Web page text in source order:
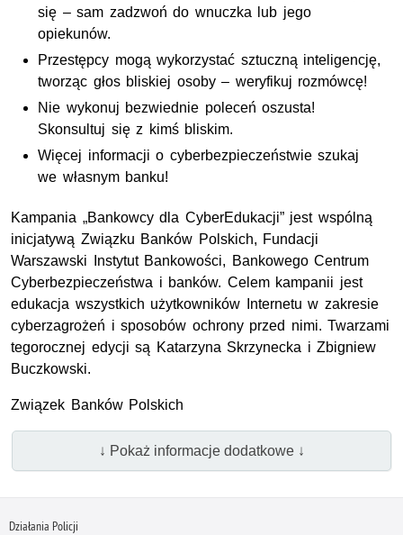
się – sam zadzwoń do wnuczka lub jego
opiekunów.
Przestępcy mogą wykorzystać sztuczną inteligencję,
tworząc głos bliskiej osoby – weryfikuj rozmówcę!
Nie wykonuj bezwiednie poleceń oszusta!
Skonsultuj się z kimś bliskim.
Więcej informacji o cyberbezpieczeństwie szukaj
we własnym banku!
Kampania „Bankowcy dla CyberEdukacji” jest wspólną
inicjatywą Związku Banków Polskich, Fundacji
Warszawski Instytut Bankowości, Bankowego Centrum
Cyberbezpieczeństwa i banków. Celem kampanii jest
edukacja wszystkich użytkowników Internetu w zakresie
cyberzagrożeń i sposobów ochrony przed nimi. Twarzami
tegorocznej edycji są Katarzyna Skrzynecka i Zbigniew
Buczkowski.
Związek Banków Polskich
↓ Pokaż informacje dodatkowe ↓
Działania Policji